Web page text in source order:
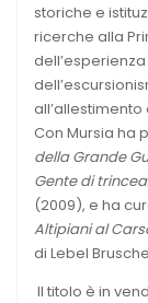
storiche e
ricerche alla
Con Mursia ha
della Grande
Gente di
(2009), e ha
Altipiani al
di Lebel
Il titolo è in